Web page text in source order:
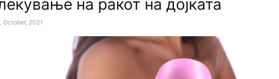
на ракот на дојката
October, 2021